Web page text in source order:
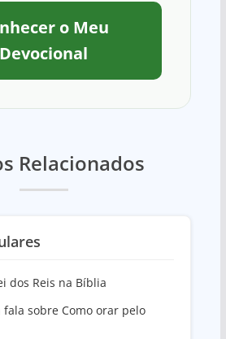
o Meu
Devocional
Relacionados
dos Reis na Bíblia
sobre Como orar pelo